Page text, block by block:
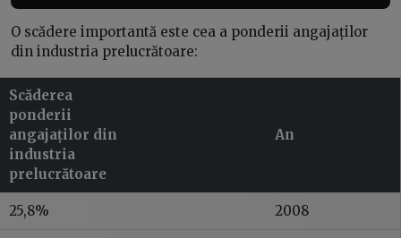
O scădere importantă este cea a ponderii angajaților
din industria prelucrătoare:
Scăderea
ponderii
angajaților din
industria
prelucrătoare
An
25,8% 2008